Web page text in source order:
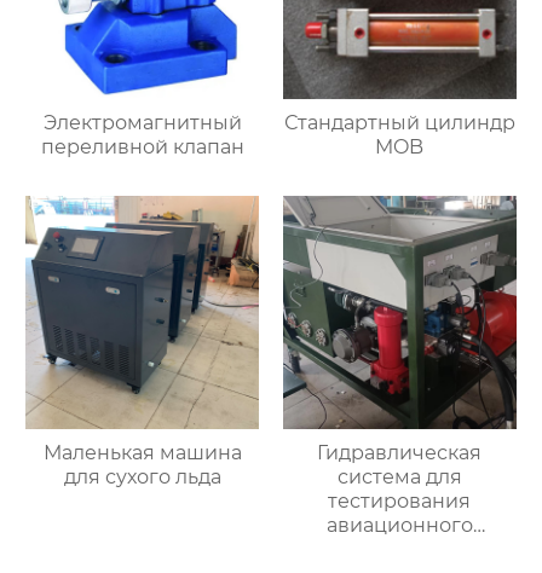
Электромагнитный
переливной клапан
Стандартный цилиндр
MOB
Маленькая машина
для сухого льда
Гидравлическая
система для
тестирования
авиационного